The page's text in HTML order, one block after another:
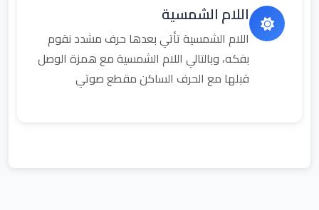
اللام الشمسية
اللام الشمسية تأتي بعدها حرف مشدد نقوم
بفكه، وبالتالي اللام الشمسية مع همزة الوصل
قبلها مع الحرف الساكن مقطع صوتي